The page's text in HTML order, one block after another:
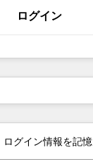
ログイン
ログイン情報を記憶